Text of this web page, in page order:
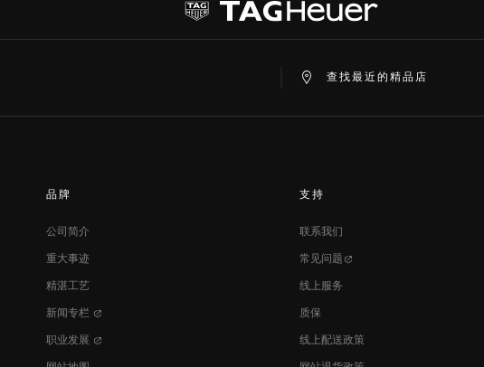
查找最近的精品店
品牌
公司简介
重大事迹
精湛工艺
新闻专栏
职业发展
支持
联系我们
常见问题
线上服务
质保
线上配送政策